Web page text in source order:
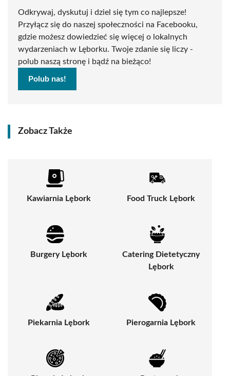
Odkrywaj, dyskutuj i dziel się tym co najlepsze!
Przyłącz się do naszej społeczności na Facebooku,
gdzie możesz dowiedzieć się więcej o lokalnych
wydarzeniach w Lęborku. Twoje zdanie się liczy -
polub naszą stronę i bądź na bieżąco!
Polub nas!
Zobacz Także
Kawiarnia Lębork Food Truck Lębork
Burgery Lębork
Catering Dietetyczny
Lębork
Piekarnia Lębork Pierogarnia Lębork